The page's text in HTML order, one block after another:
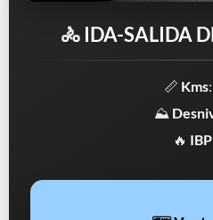
🚴 IDA-SALIDA
📏 Kms
⛰️
🔥 IBP